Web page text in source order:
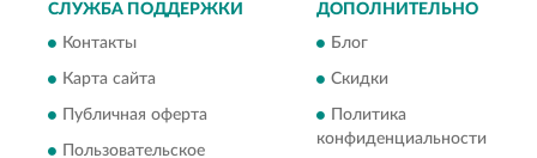
СЛУЖБА ПОДДЕРЖКИ
Контакты
Карта сайта
Публичная оферта
Пользовательское
ДОПОЛНИТЕЛЬНО
Блог
Скидки
Политика
конфиденциальности